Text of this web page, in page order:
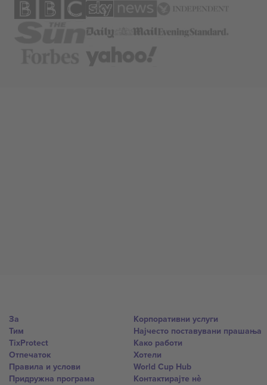
За
Тим
TixProtect
Отпечаток
Правила и услови
Придружна програма
Корпоративни услуги
Најчесто поставувани прашања
Како работи
Хотели
World Cup Hub
Контактирајте нѐ